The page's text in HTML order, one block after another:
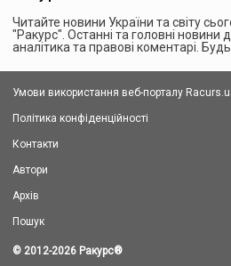
Читайте новини України та світу
"Ракурс". Останні та головні новини
аналітика та правові коментарі.
Умови використання веб-порталу
Політика конфіденційності
Контакти
Автори
Архів
Пошук
© 2012-2026 Ракурс®